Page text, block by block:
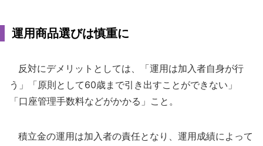
運用商品選びは慎重に
反対にデメリットとしては、「運用は加入者自身が行
う」「原則として60歳まで引き出すことができない」
「口座管理手数料などがかかる」こと。
積立金の運用は加入者の責任となり、運用成績によって